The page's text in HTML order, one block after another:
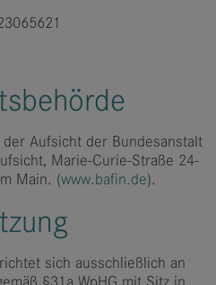
Aufsicht der Bundesanstalt
Marie-Curie-Straße 24-
Main. (www.bafin.de).
sich ausschließlich an
§31a WpHG mit Sitz in